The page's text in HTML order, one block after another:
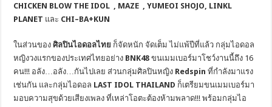
CHICKEN BLOW THE IDOL , MAZE , YUMEOI SHOJO, LINKL
PLANET และ CHI–BA+KUN
ในส่วนของศิลปินไอดอลไทย ก็จัดหนัก จัดเต็ม ไม่แพ้ปีที่แล้ว กลุ่มไอดอล
หญิงวงแรกของประเทศไทยอย่าง BNK48ขนเมมเบอร์มาโชว์งานนี้ถึง 16
คน!!! อลัง…อลัง…กันไปเลย ส่วนกลุ่มศิลปินหญิง Redspin ที่กำลังมาแรง
เช่นกัน และกลุ่มไอดอล LAST IDOL THAILAND ก็เตรียมขนเมมเบอร์มา
มอบความสุขด้วยเสียงเพลง ที่เหล่าโอตะต้องห้ามพลาด!!! พร้อมกลุ่มไอ